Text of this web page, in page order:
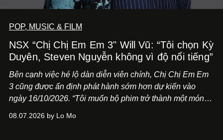
POP, MUSIC & FILM
NSX “Chị Chị Em Em 3" Will Vũ: “Tôi chọn Kỳ
Duyên, Steven Nguyễn không vì độ nổi tiếng”
Bên cạnh việc hé lộ dàn diễn viên chính, Chị Chị Em Em
3 cũng được ấn định phát hành sớm hơn dự kiến vào
ngày 16/10/2026. “Tôi muốn bộ phim trở thành một món
Việt Nam”, NSX Will Vũ cho biết.
08.07.2026 by Lo Mo